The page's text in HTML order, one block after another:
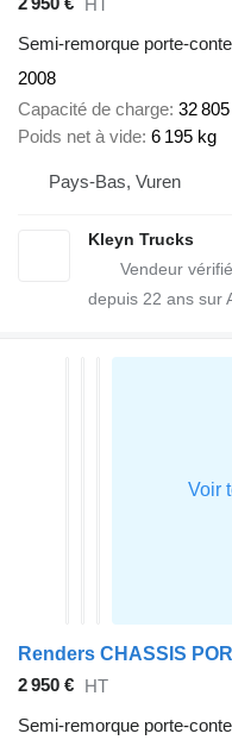
HT
Semi-remorque porte-
2008
Capacité de charge 32
Poids net à vide 6 195 kg
Pays-Bas, Vuren
Kleyn Trucks
depuis 22 ans sur
Renders CHASSIS
2 950 €
HT
Semi-remorque porte-